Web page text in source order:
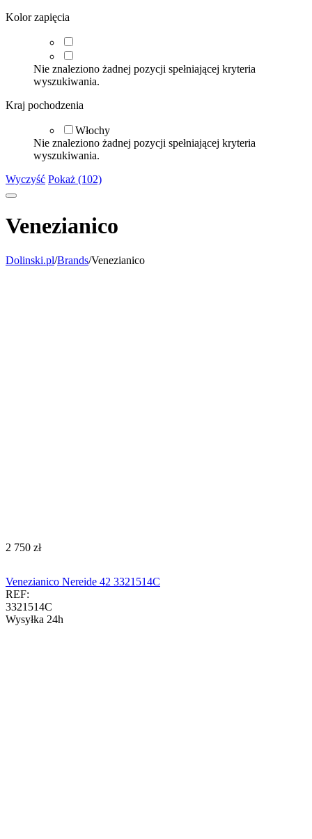
Kolor zapięcia
Nie znaleziono żadnej pozycji spełniającej kryteria
wyszukiwania.
Kraj pochodzenia
Włochy
Nie znaleziono żadnej pozycji spełniającej kryteria
wyszukiwania.
Wyczyść Pokaż (102)
Venezianico
Dolinski.pl/Brands/Venezianico
‍2 750‍ zł
Venezianico Nereide 42 3321514C
REF:
3321514C
Wysyłka 24h